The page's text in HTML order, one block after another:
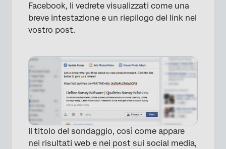
Facebook, li vedrete visualizzati come una
breve intestazione e un riepilogo del link nel
vostro post.
Il titolo del sondaggio, così come appare
nei risultati web e nei post sui social media,